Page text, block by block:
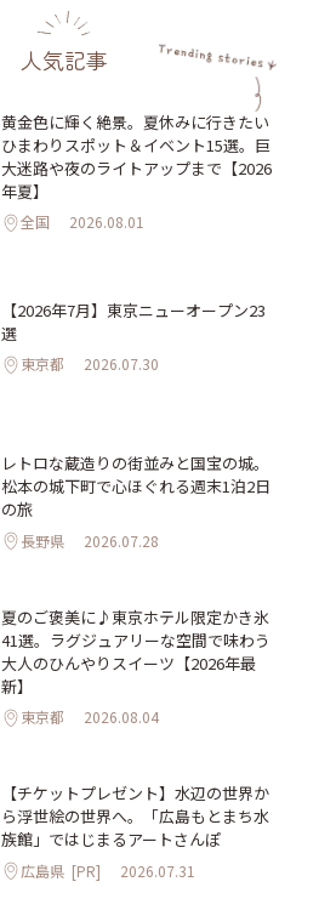
人気記事
黄金色に輝く絶景。夏休みに行きたい
ひまわりスポット＆イベント15選。巨
大迷路や夜のライトアップまで【2026
年夏】
全国 2026.08.01
【2026年7月】東京ニューオープン23
選
東京都 2026.07.30
レトロな蔵造りの街並みと国宝の城。
松本の城下町で心ほぐれる週末1泊2日
の旅
長野県 2026.07.28
夏のご褒美に♪東京ホテル限定かき氷
41選。ラグジュアリーな空間で味わう
大人のひんやりスイーツ【2026年最
新】
東京都 2026.08.04
【チケットプレゼント】水辺の世界か
ら浮世絵の世界へ。「広島もとまち水
族館」ではじまるアートさんぽ
広島県 [PR] 2026.07.31